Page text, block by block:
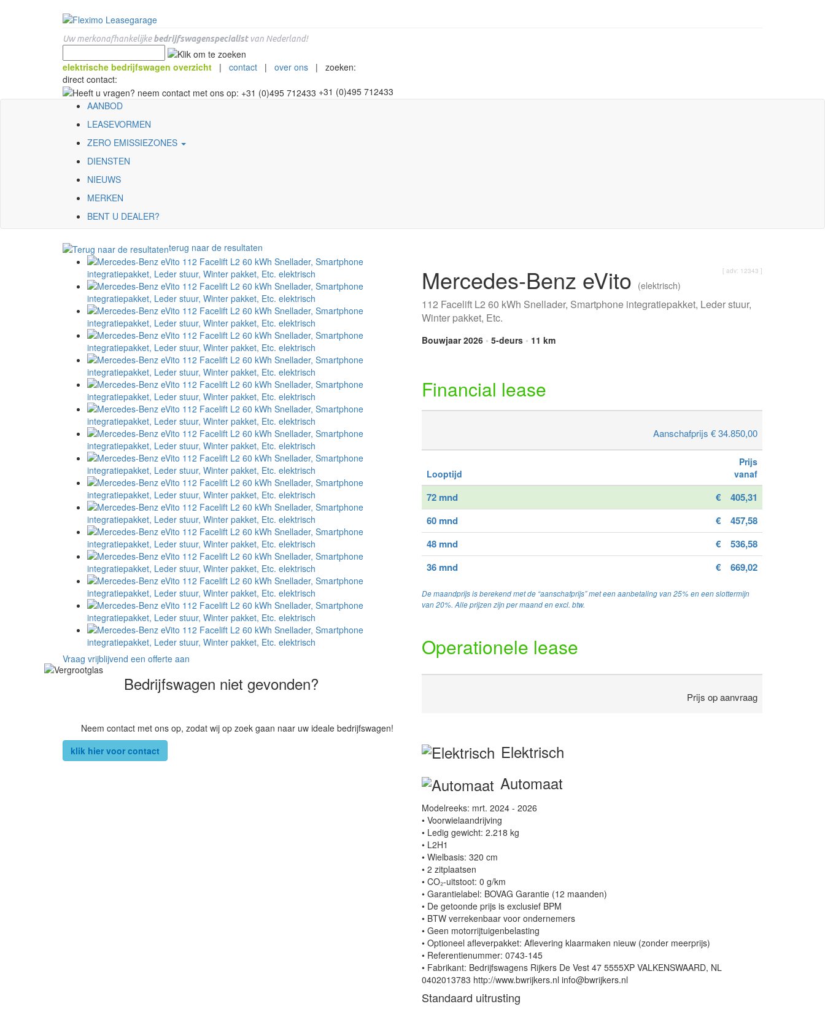
Uw merkonafhankelijkebedrijfswagenspecialistvan Nederland!
elektrische bedrijfswagen overzicht | contact | over ons | zoeken:
direct contact:
+31 (0)495 712433
AANBOD
LEASEVORMEN
ZERO EMISSIEZONES
DIENSTEN
NIEUWS
MERKEN
BENT U DEALER?
terug naar de resultaten
Vraag vrijblijvend een offerte aan
Bedrijfswagen niet gevonden?
Neem contact met ons op, zodat wij op zoek gaan naar uw ideale bedrijfswagen!
klik hier voor contact
[ adv: 12343 ]
Mercedes-Benz eVito (elektrisch)
112 Facelift L2 60 kWh Snellader, Smartphone integratiepakket, Leder stuur,
Winter pakket, Etc.
Bouwjaar 2026 • 5-deurs • 11 km
Financial lease
Aanschafprijs € 34.850,00
Looptijd
Prijs
vanaf
72 mnd €
405,31
60 mnd
€
457,58
48 mnd
€
536,58
36 mnd
€ 669,02
De maandprijs is berekend met de “aanschafprijs” met een aanbetaling van 25% en een slottermijn
van 20%. Alle prijzen zijn per maand en excl. btw.
Operationele lease
Prijs op aanvraag
Elektrisch
Automaat
Modelreeks: mrt. 2024 - 2026
• Voorwielaandrijving
• Ledig gewicht: 2.218 kg
• L2H1
• Wielbasis: 320 cm
• 2 zitplaatsen
• CO₂-uitstoot: 0 g/km
• Garantielabel: BOVAG Garantie (12 maanden)
• De getoonde prijs is exclusief BPM
• BTW verrekenbaar voor ondernemers
• Geen motorrijtuigenbelasting
• Optioneel afleverpakket: Aflevering klaarmaken nieuw (zonder meerprijs)
• Referentienummer: 0743-145
• Fabrikant: Bedrijfswagens Rijkers De Vest 47 5555XP VALKENSWAARD, NL
0402013783 http://www.bwrijkers.nl info@bwrijkers.nl
Standaard uitrusting